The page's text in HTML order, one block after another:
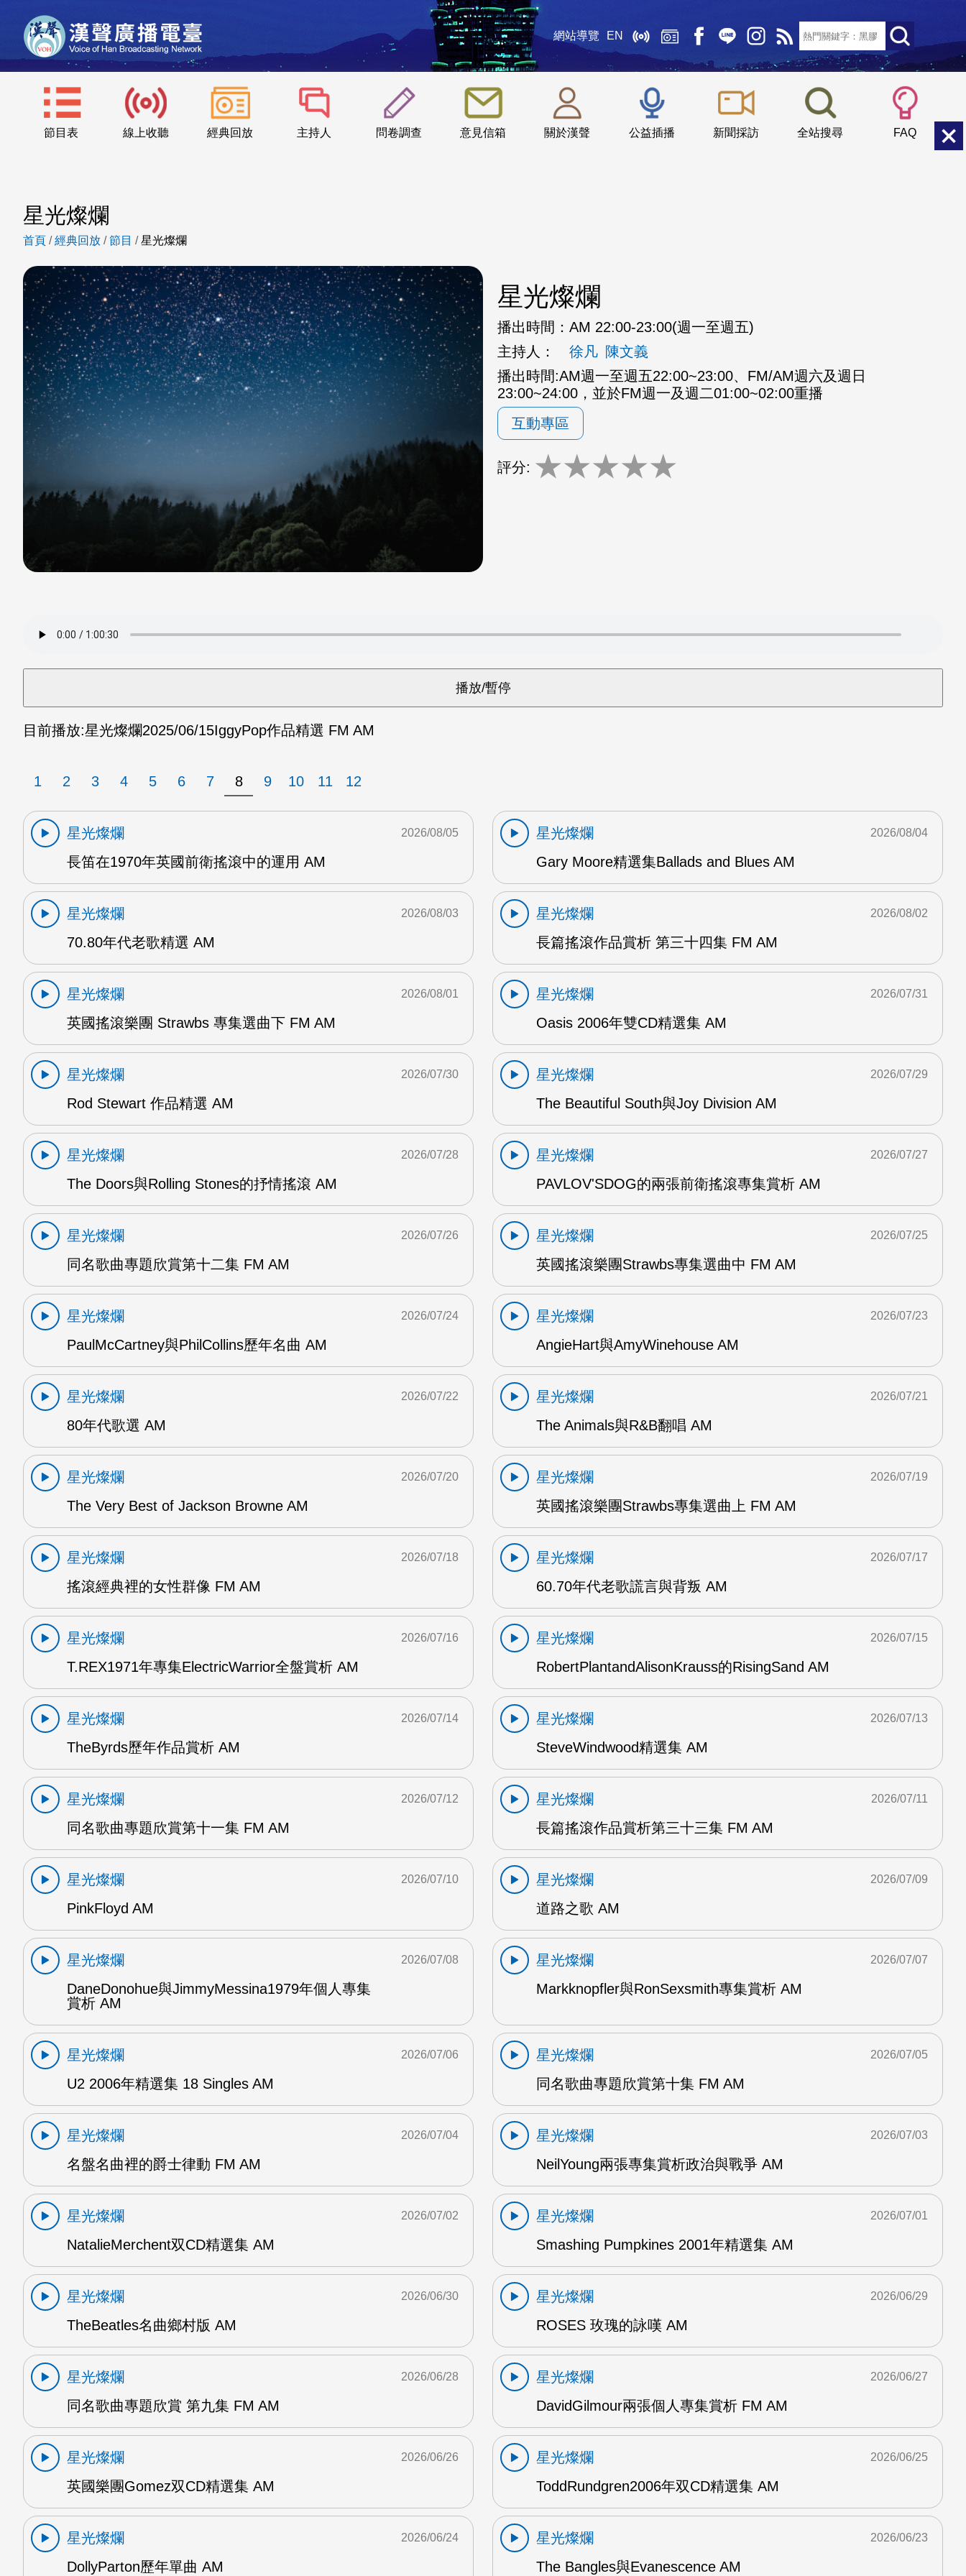
網站導覽 EN
節目表 線上收聽 經典回放 主持人 問卷調查 意見信箱 關於漢聲 公益插播 新聞採訪 全站搜尋 FAQ
::: 小 中
星光燦爛
首頁 /經典回放 /節目 /星光燦爛
星光燦爛
播出時間： AM 22:00-23:00(週一至週五)
主持人：
徐凡 陳文義
播出時間:AM週一至週五22:00~23:00、FM/AM週六及週日
23:00~24:00，並於FM週一及週二01:00~02:00重播
互動專區
評分: ★★★★★
目前播放:星光燦爛2025/06/15IggyPop作品精選 FM AM
1 2 3 4 5 6 7 8 9 10 11 12
星光燦爛
長笛在1970年英國前衛搖滾中的運用 AM
2026/08/05
星光燦爛
Gary Moore精選集Ballads and Blues AM
2026/08/04
星光燦爛
70.80年代老歌精選 AM
2026/08/03
星光燦爛
長篇搖滾作品賞析 第三十四集 FM AM
2026/08/02
星光燦爛
英國搖滾樂團 Strawbs 專集選曲下 FM AM
2026/08/01
星光燦爛
Oasis 2006年雙CD精選集 AM
2026/07/31
星光燦爛
Rod Stewart 作品精選 AM
2026/07/30
星光燦爛
The Beautiful South與Joy Division AM
2026/07/29
星光燦爛
The Doors與Rolling Stones的抒情搖滾 AM
2026/07/28
星光燦爛
PAVLOV'SDOG的兩張前衛搖滾專集賞析 AM
2026/07/27
星光燦爛
同名歌曲專題欣賞第十二集 FM AM
2026/07/26
星光燦爛
英國搖滾樂團Strawbs專集選曲中 FM AM
2026/07/25
星光燦爛
PaulMcCartney與PhilCollins歷年名曲 AM
2026/07/24
星光燦爛
AngieHart與AmyWinehouse AM
2026/07/23
星光燦爛
80年代歌選 AM
2026/07/22
星光燦爛
The Animals與R&B翻唱 AM
2026/07/21
星光燦爛
The Very Best of Jackson Browne AM
2026/07/20
星光燦爛
英國搖滾樂團Strawbs專集選曲上 FM AM
2026/07/19
星光燦爛
搖滾經典裡的女性群像 FM AM
2026/07/18
星光燦爛
60.70年代老歌謊言與背叛 AM
2026/07/17
星光燦爛
T.REX1971年專集ElectricWarrior全盤賞析 AM
2026/07/16
星光燦爛
RobertPlantandAlisonKrauss的RisingSand AM
2026/07/15
星光燦爛
TheByrds歷年作品賞析 AM
2026/07/14
星光燦爛
SteveWindwood精選集 AM
2026/07/13
星光燦爛
同名歌曲專題欣賞第十一集 FM AM
2026/07/12
星光燦爛
長篇搖滾作品賞析第三十三集 FM AM
2026/07/11
星光燦爛
PinkFloyd AM
2026/07/10
星光燦爛
道路之歌 AM
2026/07/09
星光燦爛
DaneDonohue與JimmyMessina1979年個人專集
賞析 AM
2026/07/08
星光燦爛
Markknopfler與RonSexsmith專集賞析 AM
2026/07/07
星光燦爛
U2 2006年精選集 18 Singles AM
2026/07/06
星光燦爛
同名歌曲專題欣賞第十集 FM AM
2026/07/05
星光燦爛
名盤名曲裡的爵士律動 FM AM
2026/07/04
星光燦爛
NeilYoung兩張專集賞析政治與戰爭 AM
2026/07/03
星光燦爛
NatalieMerchent双CD精選集 AM
2026/07/02
星光燦爛
Smashing Pumpkines 2001年精選集 AM
2026/07/01
星光燦爛
TheBeatles名曲鄉村版 AM
2026/06/30
星光燦爛
ROSES 玫瑰的詠嘆 AM
2026/06/29
星光燦爛
同名歌曲專題欣賞 第九集 FM AM
2026/06/28
星光燦爛
DavidGilmour兩張個人專集賞析 FM AM
2026/06/27
星光燦爛
英國樂團Gomez双CD精選集 AM
2026/06/26
星光燦爛
ToddRundgren2006年双CD精選集 AM
2026/06/25
星光燦爛
DollyParton歷年單曲 AM
2026/06/24
星光燦爛
The Bangles與Evanescence AM
2026/06/23